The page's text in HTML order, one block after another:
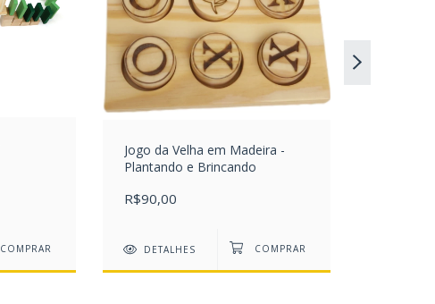
Jogo da Velha em Madeira -
Plantando e Brincando
R$90,00
DETALHES